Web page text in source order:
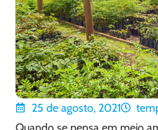
25 de agosto, 2021
Quando se pensa em meio